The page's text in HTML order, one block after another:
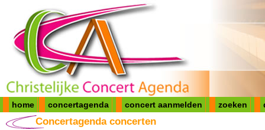
home concertagenda concert aanmelden zoeken
Concertagenda concerten